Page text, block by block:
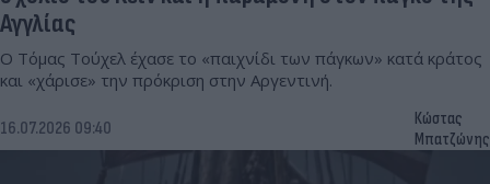
Αγγλίας
Ο Τόμας Τούχελ έχασε το «παιχνίδι των πάγκων» κατά κράτος
και «χάρισε» την πρόκριση στην Αργεντινή.
16.07.2026 09:40
Κώστας
Μπατζώνης